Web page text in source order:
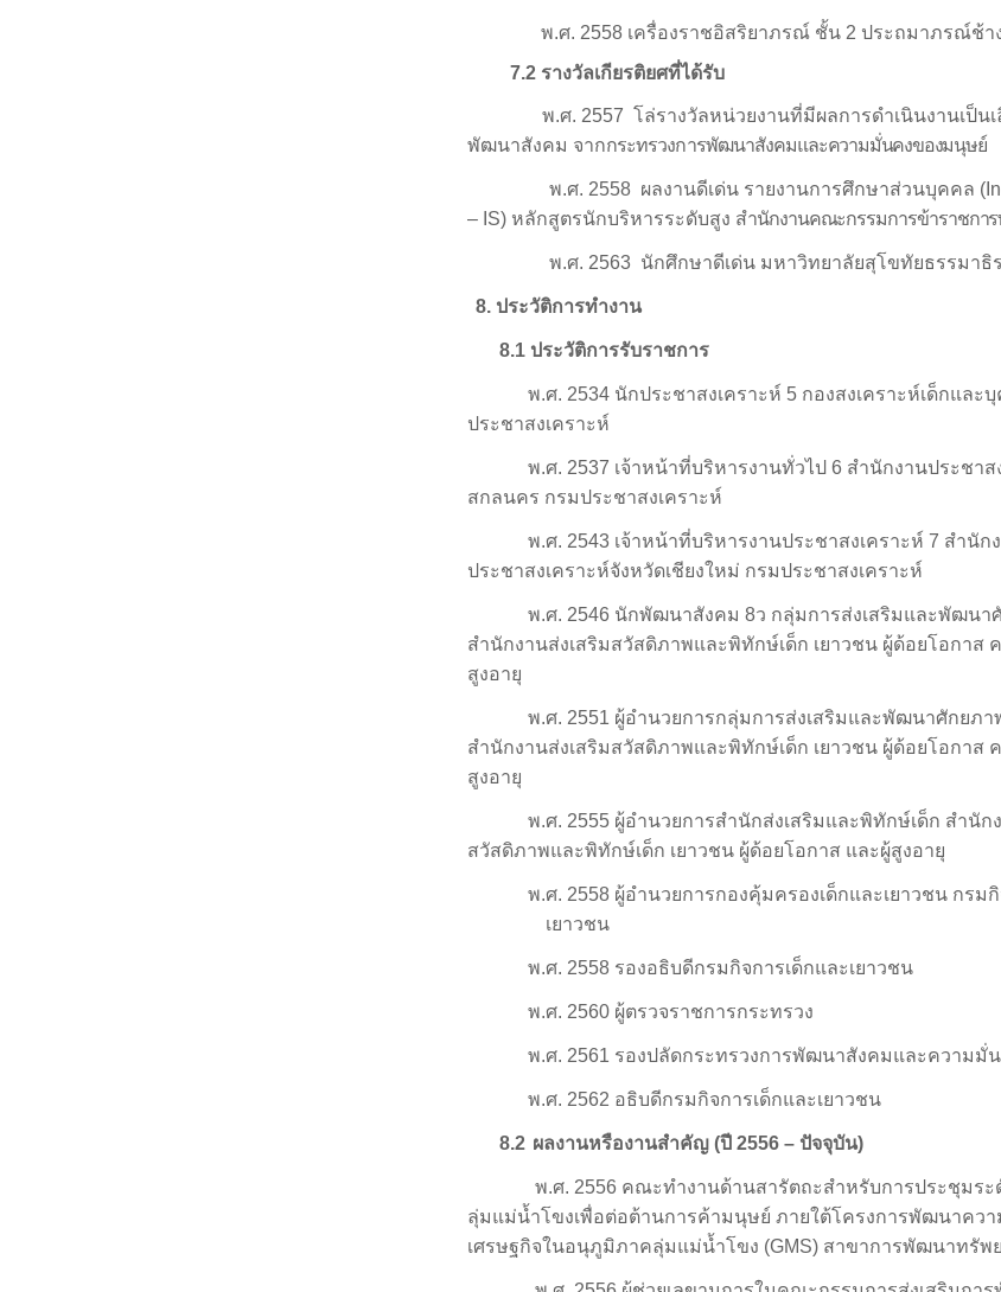
พ.ศ. 2558 เครื่องราชอิสริยาภรณ์ ชั้น 2 ประถมาภรณ์ช้า
7.2 รางวัลเกียรติยศที่ได้รับ
พ.ศ. 2557 โล่รางวัลหน่วยงานที่มีผลการดำเนินงานเป็น
พัฒนาสังคม จากกระทรวงการพัฒนาสังคมและความมั่นคงของมนุษย์
พ.ศ. 2558 ผลงานดีเด่น รายงานการศึกษาส่วนบุคคล (
– IS) หลักสูตรนักบริหารระดับสูง สำนักงานคณะกรรมการข้าราชการ
พ.ศ. 2563 นักศึกษาดีเด่น มหาวิทยาลัยสุโขทัยธรรมาธิ
8. ประวัติการทำงาน
8.1 ประวัติการรับราชการ
พ.ศ. 2534 นักประชาสงเคราะห์ 5 กองสงเคราะห์เด็กและ
ประชาสงเคราะห์
พ.ศ. 2537 เจ้าหน้าที่บริหารงานทั่วไป 6 สำนักงานประชาส
สกลนคร กรมประชาสงเคราะห์
พ.ศ. 2543 เจ้าหน้าที่บริหารงานประชาสงเคราะห์ 7 สำนัก
ประชาสงเคราะห์จังหวัดเชียงใหม่ กรมประชาสงเคราะห์
พ.ศ. 2546 นักพัฒนาสังคม 8ว กลุ่มการส่งเสริมและพัฒนา
สำนักงานส่งเสริมสวัสดิภาพและพิทักษ์เด็ก เยาวชน ผู้ด้อยโอกาส
สูงอายุ
พ.ศ. 2551 ผู้อำนวยการกลุ่มการส่งเสริมและพัฒนาศักยภา
สำนักงานส่งเสริมสวัสดิภาพและพิทักษ์เด็ก เยาวชน ผู้ด้อยโอกาส
สูงอายุ
พ.ศ. 2555 ผู้อำนวยการสำนักส่งเสริมและพิทักษ์เด็ก สำนัก
สวัสดิภาพและพิทักษ์เด็ก เยาวชน ผู้ด้อยโอกาส และผู้สูงอายุ
พ.ศ. 2558 ผู้อำนวยการกองคุ้มครองเด็กและเยาวชน กรมกิ
เยาวชน
พ.ศ. 2558 รองอธิบดีกรมกิจการเด็กและเยาวชน
พ.ศ. 2560 ผู้ตรวจราชการกระทรวง
พ.ศ. 2561 รองปลัดกระทรวงการพัฒนาสังคมและความมั่
พ.ศ. 2562 อธิบดีกรมกิจการเด็กและเยาวชน
8.2 ผลงานหรืองานสำคัญ (ปี 2556 – ปัจจุบัน)
พ.ศ. 2556 คณะทำงานด้านสารัตถะสำหรับการประชุมร
ลุ่มแม่น้ำโขงเพื่อต่อต้านการค้ามนุษย์ ภายใต้โครงการพัฒนาคว
เศรษฐกิจในอนุภูมิภาคลุ่มแม่น้ำโขง (GMS) สาขาการพัฒนาทรัพ